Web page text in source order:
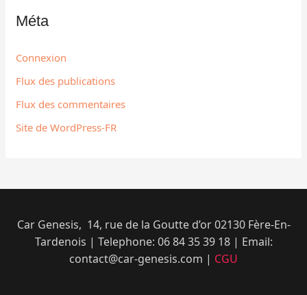
Méta
Connexion
Flux des publications
Flux des commentaires
Site de WordPress-FR
Car Genesis, 14, rue de la Goutte d’or 02130 Fère-En-
Tardenois | Telephone: 06 84 35 39 18​ | Email:
contact@car-genesis.com | CGU